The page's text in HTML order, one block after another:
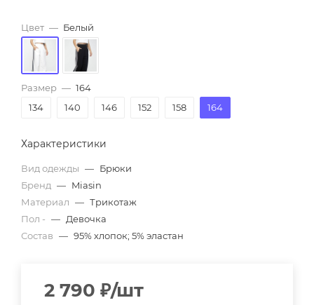
Цвет — Белый
Размер — 164
134
140 146 152 158 164
Характеристики
Вид одежды — Брюки
Бренд — Miasin
Материал — Трикотаж
Пол - — Девочка
Состав — 95% хлопок; 5% эластан
2 790 ₽/шт